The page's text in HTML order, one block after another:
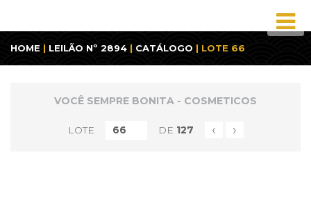
HOME | LEILÃO Nº 2894 | CATÁLOGO | LOTE 66
VOCÊ SEMPRE BONITA - COSMETICOS
LOTE DE 127 ‹ ›